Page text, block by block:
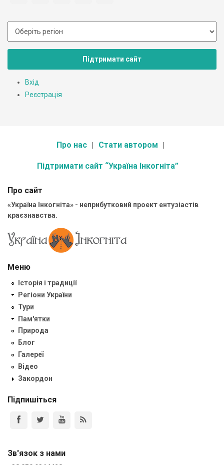
Підтримати сайт
Вхід
Реєстрація
Про нас Стати автором
Підтримати сайт “Україна Інкогніта”
Про сайт
«Україна Інкогніта» - неприбутковий проект ентузіастів
краєзнавства.
Меню
Історія і традиції
Регіони України
Тури
Пам'ятки
Природа
Блог
Галереї
Відео
Закордон
Підпишіться
Зв'язок з нами